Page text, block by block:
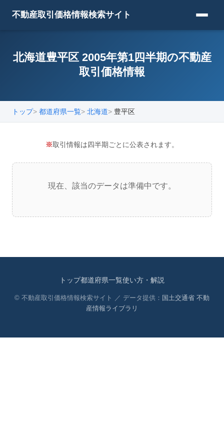
不動産取引価格情報検索サイト
北海道豊平区 2005年第1四半期の不動産
取引価格情報
トップ 都道府県一覧 北海道 豊平区
※取引情報は四半期ごとに公表されます。
現在、該当のデータは準備中です。
トップ都道府県一覧使い方・解説
© 不動産取引価格情報検索サイト ／ データ提供： 国土交通省 不動
産情報ライブラリ